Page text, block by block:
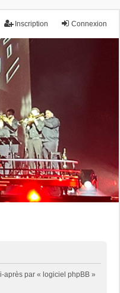
Connexion
Inscription
après par « logiciel phpBB »